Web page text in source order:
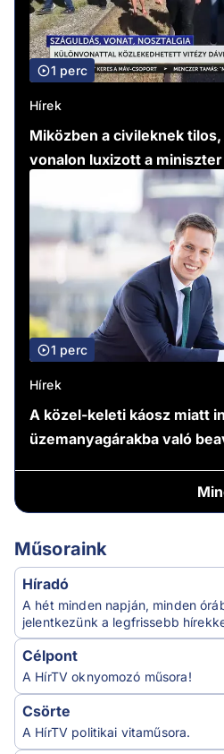
1 perc
Hírek
Miközben a civileknek
vonalon luxizott a miniszter
1 perc
Hírek
A közel-keleti káosz miatt
üzemanyagárakba való
Műsoraink
Híradó
A hét minden napján, minden
jelentkezünk a legfrissebb
Célpont
A HírTV oknyomozó műsora!
Csörte
A HírTV politikai vitaműsora.